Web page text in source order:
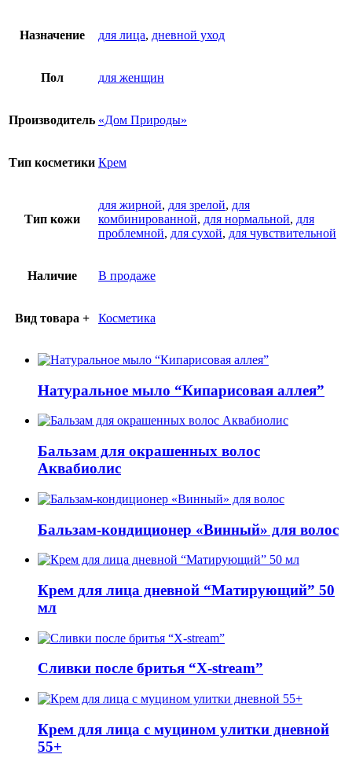
Назначение для лица, дневной уход
Пол для женщин
Производитель «Дом Природы»
Тип косметики Крем
Тип кожи
для жирной, для зрелой, для
комбинированной, для нормальной, для
проблемной, для сухой, для чувствительной
Наличие В продаже
Вид товара + Косметика
Натуральное мыло “Кипарисовая аллея”
Бальзам для окрашенных волос
Аквабиолис
Бальзам-кондиционер «Винный» для волос
Крем для лица дневной “Матирующий” 50
мл
Сливки после бритья “X-stream”
Крем для лица с муцином улитки дневной
55+